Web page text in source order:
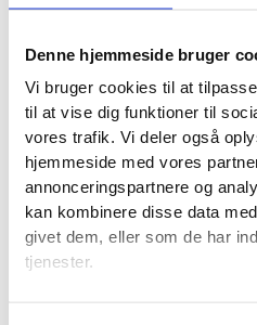
Denne hjemmeside bruger
Vi bruger cookies til at
til at vise dig funktioner til
vores trafik. Vi deler også
hjemmeside med vores
annonceringspartnere og
kan kombinere disse data
givet dem, eller som de har
tjenester.Broderkits